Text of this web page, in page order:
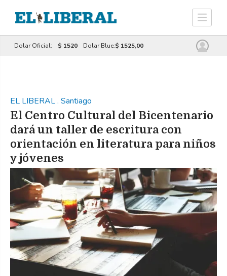
Dolar Oficial: $ 1520 Dolar Blue:$ 1525,00
EL LIBERAL. Santiago
El Centro Cultural del Bicentenario
dará un taller de escritura con
orientación en literatura para niños
y jóvenes